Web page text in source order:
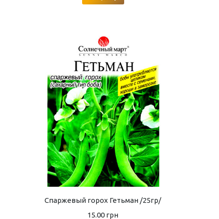
Спаржевый горох Гетьман /25гр/
15.00 грн